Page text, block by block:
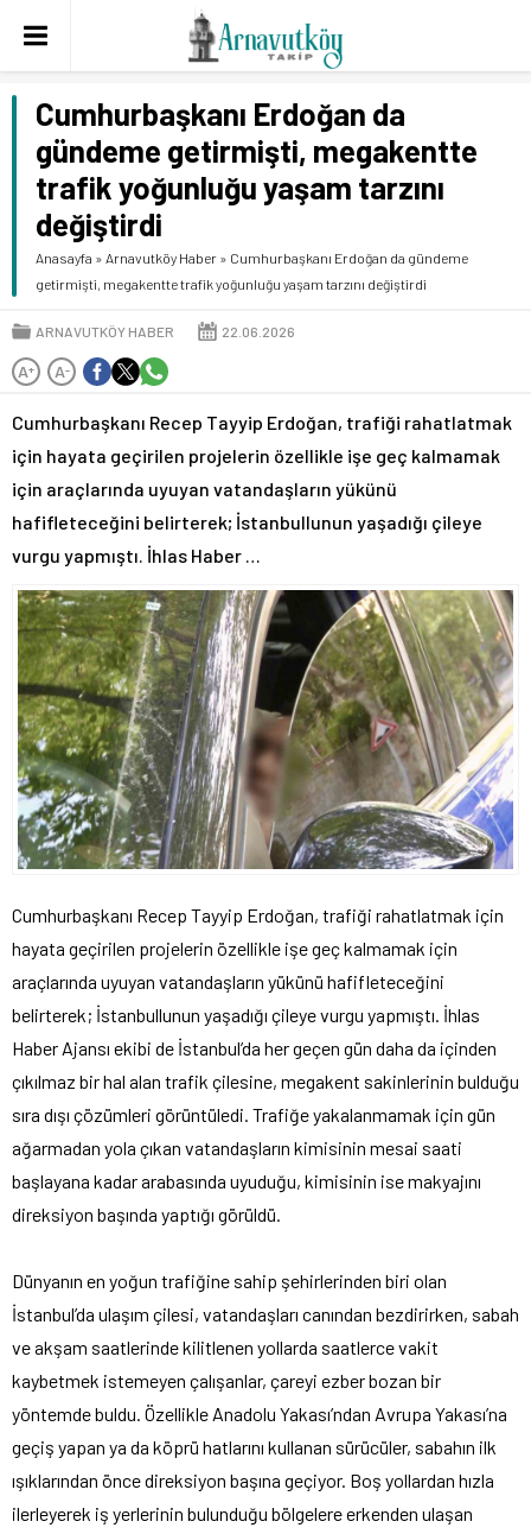
Cumhurbaşkanı Erdoğan da
gündeme getirmişti, megakentte
trafik yoğunluğu yaşam tarzını
değiştirdi
Anasayfa » Arnavutköy Haber » Cumhurbaşkanı Erdoğan da gündeme
getirmişti, megakentte trafik yoğunluğu yaşam tarzını değiştirdi
ARNAVUTKÖY HABER 22.06.2026
A+ A-
Cumhurbaşkanı Recep Tayyip Erdoğan, trafiği rahatlatmak
için hayata geçirilen projelerin özellikle işe geç kalmamak
için araçlarında uyuyan vatandaşların yükünü
hafifleteceğini belirterek; İstanbullunun yaşadığı çileye
vurgu yapmıştı. İhlas Haber …
Cumhurbaşkanı Recep Tayyip Erdoğan, trafiği rahatlatmak için
hayata geçirilen projelerin özellikle işe geç kalmamak için
araçlarında uyuyan vatandaşların yükünü hafifleteceğini
belirterek; İstanbullunun yaşadığı çileye vurgu yapmıştı. İhlas
Haber Ajansı ekibi de İstanbul’da her geçen gün daha da içinden
çıkılmaz bir hal alan trafik çilesine, megakent sakinlerinin bulduğu
sıra dışı çözümleri görüntüledi. Trafiğe yakalanmamak için gün
ağarmadan yola çıkan vatandaşların kimisinin mesai saati
başlayana kadar arabasında uyuduğu, kimisinin ise makyajını
direksiyon başında yaptığı görüldü.
Dünyanın en yoğun trafiğine sahip şehirlerinden biri olan
İstanbul’da ulaşım çilesi, vatandaşları canından bezdirirken, sabah
ve akşam saatlerinde kilitlenen yollarda saatlerce vakit
kaybetmek istemeyen çalışanlar, çareyi ezber bozan bir
yöntemde buldu. Özellikle Anadolu Yakası’ndan Avrupa Yakası’na
geçiş yapan ya da köprü hatlarını kullanan sürücüler, sabahın ilk
ışıklarından önce direksiyon başına geçiyor. Boş yollardan hızla
ilerleyerek iş yerlerinin bulunduğu bölgelere erkenden ulaşan